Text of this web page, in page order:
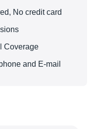
No credit card
Coverage
and E-mail